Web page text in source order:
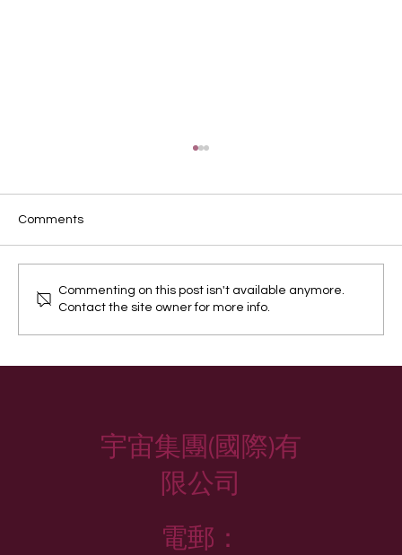
營養學家Narelle Cooke點睇生肉餵飼
Comments
Commenting on this post isn't available anymore.
Contact the site owner for more info.
宇宙集團(國際)有
限公司
電郵：